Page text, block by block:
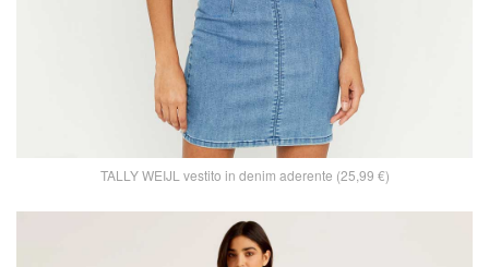
TALLY WEIJL vestito in denim aderente (25,99 €)